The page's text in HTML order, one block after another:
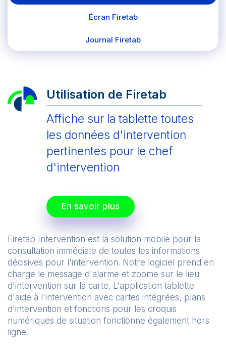
Écran Firetab
Journal Firetab
Utilisation de Firetab
Affiche sur la tablette toutes
les données d'intervention
pertinentes pour le chef
d'intervention
En savoir plus
Firetab Intervention est la solution mobile pour la
consultation immédiate de toutes les informations
décisives pour l'intervention. Notre logiciel prend en
charge le message d'alarme et zoome sur le lieu
d'intervention sur la carte. L'application tablette
d'aide à l'intervention avec cartes intégrées, plans
d'intervention et fonctions pour les croquis
numériques de situation fonctionne également hors
ligne.